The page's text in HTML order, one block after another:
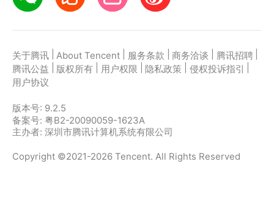
关于腾讯 About Tencent 服务条款 商务洽谈 腾讯招聘
腾讯公益
版权所有 用户权限 隐私政策 侵权投诉指引
用户协议
版本号: 9.2.5
备案号: 粤B2-20090059-1623A
主办者: 深圳市腾讯计算机系统有限公司
Copyright ©2021-2026 Tencent. All Rights Reserved